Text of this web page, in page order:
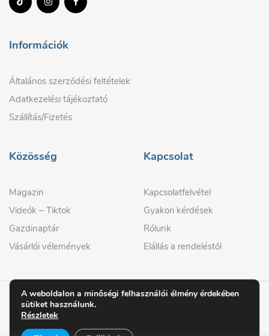
Információk
Általános szerződési feltételek
Adatkezelési tájékoztató
Szállítás/Fizetés
Közösség
Magazin
Videók – Tiktok
Gazdinaptár
Vásárlói vélemények
Kapcsolat
Kapcsolatfelvétel
Gyakori kérdések
Rólunk
Elállás a rendeléstől
A weboldalon a minőségi felhasználói élmény érdekében
sütiket használunk.
Részletek